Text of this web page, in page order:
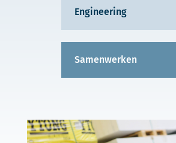
Engineering
Samenwerken